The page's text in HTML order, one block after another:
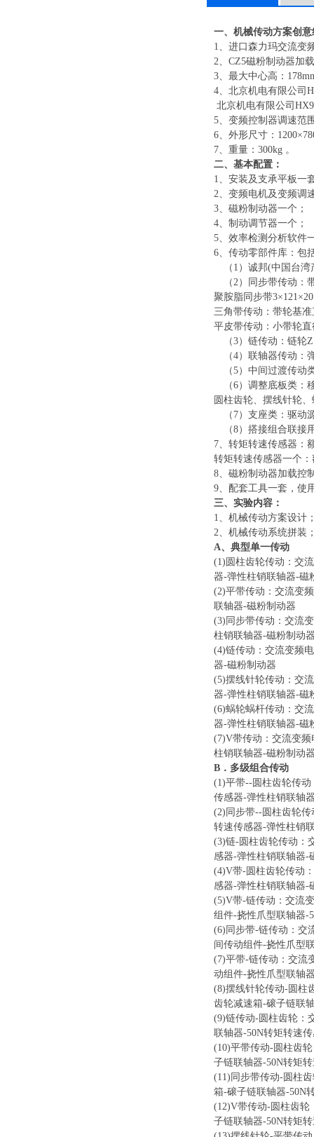
一、 机械传动方案创
1、进口森力玛交流变
2、CZ5磁粉制动器加
3、最大中心高：
4、北京机电有限公司
北京机电有限公司
5、变频控制器调速范
6、外形尺寸：
7、重量：300kg 。
二、基本配置：
1、安装及支承平板一
2、变频电机及变频调
3、磁粉制动器一个；
4、制动调节器一个；
5、效率检测分析软件
6、传动零部件库：包
（ 1）诚邦(中国台
（2）同步带传动：
聚胺脂同步带
三角带传动：带轮基准
平皮带传动：小带轮直
（3）链传动：链轮
（4）联轴器传动：
（5）中间过渡传动
（6）调整底板类：
圆柱齿轮、摆线针轮
（ 7）支座类：驱动
（8）搭接组合联接
7、转矩转速传感器：
转矩转速传感器一个
8、磁粉制动器加载控
9、配套工具一套，使
三、实验内容：
1、机械传动方案设计
2、机械传动系统拼装
A、典型单一传动
(1)圆柱齿轮传动：交
器-弹性柱销联轴器-磁
(2)平带传动：交流变
联轴器-磁粉制动器
(3)同步带传动：交流
柱销联轴器-磁粉制动
(4)链传动：交流变频
器-磁粉制动器
(5)摆线针轮传动：交
器-弹性柱销联轴器-磁
(6)蜗轮蜗杆传动：交
器-弹性柱销联轴器-磁
(7)V带传动：交流变
柱销联轴器-磁粉制动
B．多级组合传动
(1)平带--圆柱齿轮传
传感器-弹性柱销联轴
(2)同步带--圆柱齿轮
转速传感器-弹性柱销
(3)链-圆柱齿轮传动：
感器-弹性柱销联轴器-
(4)V带-圆柱齿轮传动
感器-弹性柱销联轴器-
(5)V带-链传动：交流
组件-挠性爪型联轴器-
(6)同步带-链传动：交
间传动组件-挠性爪型
(7)平带-链传动：交流
动组件-挠性爪型联轴
(8)摆线针轮传动-圆柱
齿轮减速箱-磙子链联
(9)链传动-圆柱齿轮：
联轴器-50N转矩转速
(10)平带传动-圆柱齿
子链联轴器-50N转矩
(11)同步带传动-圆柱
箱-磙子链联轴器-50N
(12)V带传动-圆柱齿轮
子链联轴器-50N转矩